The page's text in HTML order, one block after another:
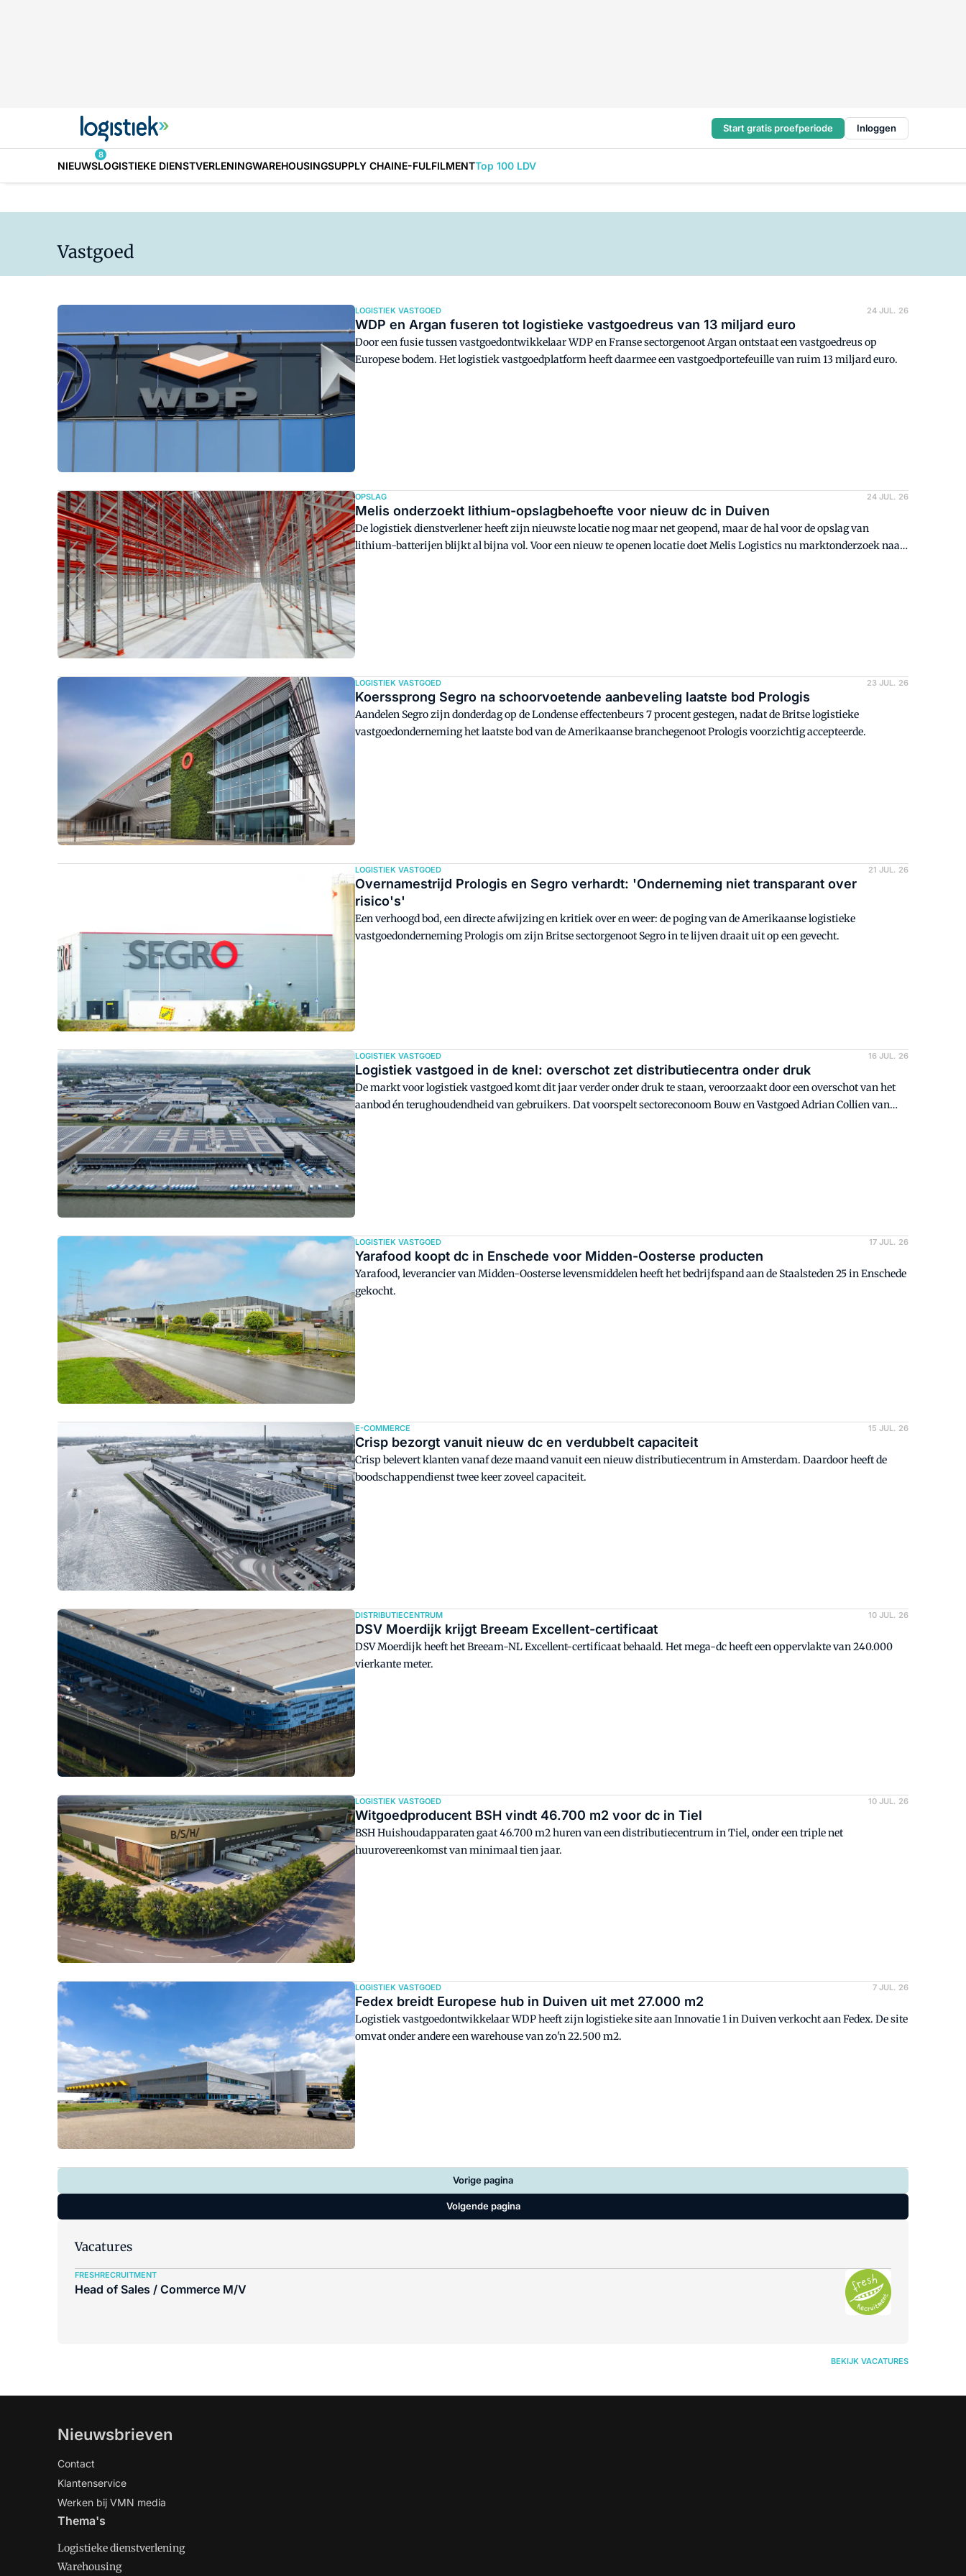
Start gratis proefperiode Inloggen
NIEUWS
8
LOGISTIEKE DIENSTVERLENINGWAREHOUSINGSUPPLY CHAINE-FULFILMENTTop 100 LDV
Vastgoed
LOGISTIEK VASTGOED 24 JUL. 26
WDP en Argan fuseren tot logistieke vastgoedreus van 13 miljard euro
Door een fusie tussen vastgoedontwikkelaar WDP en Franse sectorgenoot Argan ontstaat een vastgoedreus op
Europese bodem. Het logistiek vastgoedplatform heeft daarmee een vastgoedportefeuille van ruim 13 miljard euro.
OPSLAG 24 JUL. 26
Melis onderzoekt lithium-opslagbehoefte voor nieuw dc in Duiven
De logistiek dienstverlener heeft zijn nieuwste locatie nog maar net geopend, maar de hal voor de opslag van
lithium-batterijen blijkt al bijna vol. Voor een nieuw te openen locatie doet Melis Logistics nu marktonderzoek naar
LOGISTIEK VASTGOED 23 JUL. 26
Koerssprong Segro na schoorvoetende aanbeveling laatste bod Prologis
Aandelen Segro zijn donderdag op de Londense effectenbeurs 7 procent gestegen, nadat de Britse logistieke
vastgoedonderneming het laatste bod van de Amerikaanse branchegenoot Prologis voorzichtig accepteerde.
LOGISTIEK VASTGOED 21 JUL. 26
Overnamestrijd Prologis en Segro verhardt: 'Onderneming niet transparant over
risico's'
Een verhoogd bod, een directe afwijzing en kritiek over en weer: de poging van de Amerikaanse logistieke
vastgoedonderneming Prologis om zijn Britse sectorgenoot Segro in te lijven draait uit op een gevecht.
LOGISTIEK VASTGOED 16 JUL. 26
Logistiek vastgoed in de knel: overschot zet distributiecentra onder druk
De markt voor logistiek vastgoed komt dit jaar verder onder druk te staan, veroorzaakt door een overschot van het
aanbod én terughoudendheid van gebruikers. Dat voorspelt sectoreconoom Bouw en Vastgoed Adrian Collien van
LOGISTIEK VASTGOED 17 JUL. 26
Yarafood koopt dc in Enschede voor Midden-Oosterse producten
Yarafood, leverancier van Midden-Oosterse levensmiddelen heeft het bedrijfspand aan de Staalsteden 25 in Enschede
gekocht.
E-COMMERCE 15 JUL. 26
Crisp bezorgt vanuit nieuw dc en verdubbelt capaciteit
Crisp belevert klanten vanaf deze maand vanuit een nieuw distributiecentrum in Amsterdam. Daardoor heeft de
boodschappendienst twee keer zoveel capaciteit.
DISTRIBUTIECENTRUM 10 JUL. 26
DSV Moerdijk krijgt Breeam Excellent-certificaat
DSV Moerdijk heeft het Breeam-NL Excellent-certificaat behaald. Het mega-dc heeft een oppervlakte van 240.000
vierkante meter.
LOGISTIEK VASTGOED 10 JUL. 26
Witgoedproducent BSH vindt 46.700 m2 voor dc in Tiel
BSH Huishoudapparaten gaat 46.700 m2 huren van een distributiecentrum in Tiel, onder een triple net
huurovereenkomst van minimaal tien jaar.
LOGISTIEK VASTGOED 7 JUL. 26
Fedex breidt Europese hub in Duiven uit met 27.000 m2
Logistiek vastgoedontwikkelaar WDP heeft zijn logistieke site aan Innovatie 1 in Duiven verkocht aan Fedex. De site
omvat onder andere een warehouse van zo'n 22.500 m2.
Vorige pagina
Volgende pagina
Vacatures
FRESHRECRUITMENT
Head of Sales / Commerce M/V
BEKIJK VACATURES
Nieuwsbrieven
Contact
Klantenservice
Werken bij VMN media
Thema's
Logistieke dienstverlening
Warehousing